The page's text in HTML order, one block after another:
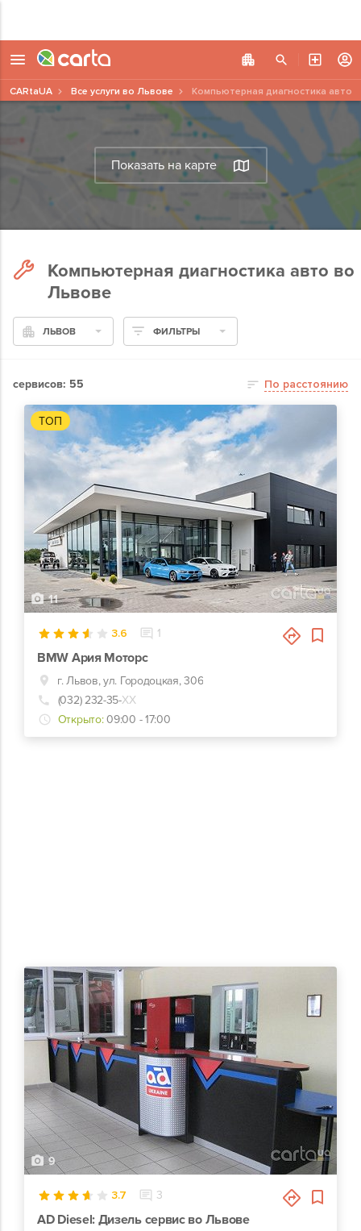
Показать на карте
CARtaUA Все услуги во Львове Компьютерная диагностика авто
Компьютерная диагностика авто во
Львове
ЛЬВОВ ФИЛЬТРЫ
сервисов: 55 По расстоянию
ТОП
11
3.6 1
BMW Ария Моторс
г. Львов, ул. Городоцкая, 306
(032) 232-35-ХХ
Открыто: 09:00 - 17:00
9
3.7 3
AD Diesel: Дизель сервис во Львове